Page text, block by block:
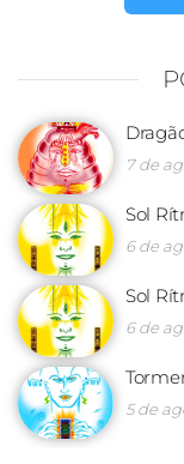
7 de
Sol
6 de
Sol
6 de
5 de